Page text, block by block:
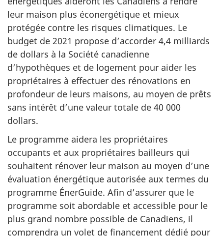
leur maison plus éconergétique et mieux
protégée contre les risques climatiques. Le
budget de 2021 propose d’accorder 4,4 milliards
de dollars à la Société canadienne
d’hypothèques et de logement pour aider les
propriétaires à effectuer des rénovations en
profondeur de leurs maisons, au moyen de prêts
sans intérêt d’une valeur totale de 40 000
dollars.
Le programme aidera les propriétaires
occupants et aux propriétaires bailleurs qui
souhaitent rénover leur maison au moyen d’une
évaluation énergétique autorisée aux termes du
programme ÉnerGuide. Afin d’assurer que le
programme soit abordable et accessible pour le
plus grand nombre possible de Canadiens, il
comprendra un volet de financement dédié pour